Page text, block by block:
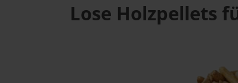
Lose Holzpellets